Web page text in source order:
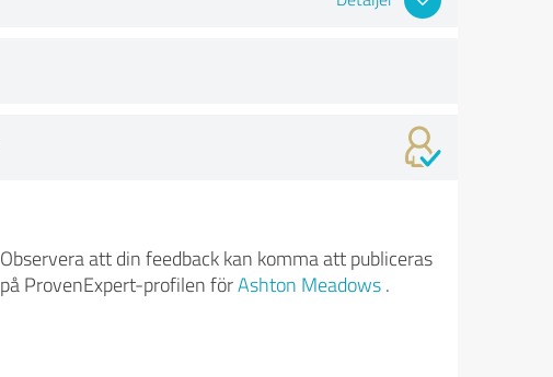
Observera att din feedback kan komma att publiceras
på ProvenExpert-profilen förAshton Meadows.